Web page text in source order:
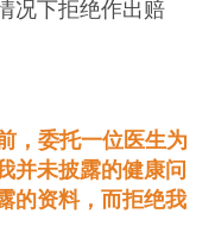
况下拒绝作出赔
，委托一位医生为
并未披露的健康问
的资料，而拒绝我